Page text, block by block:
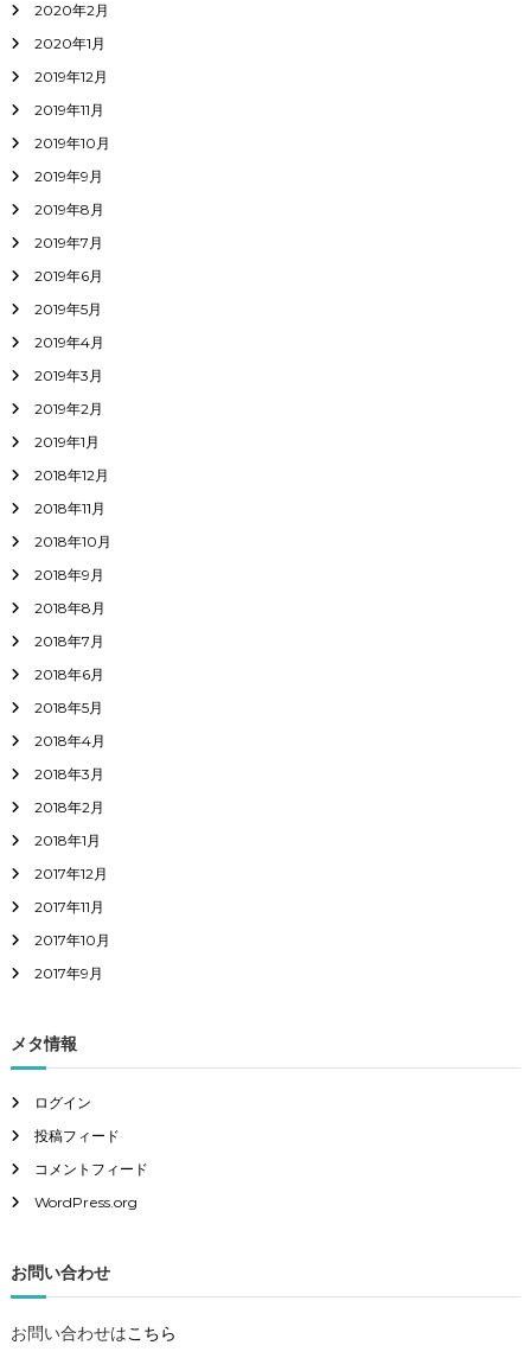
2020年2月
2020年1月
2019年12月
2019年11月
2019年10月
2019年9月
2019年8月
2019年7月
2019年6月
2019年5月
2019年4月
2019年3月
2019年2月
2019年1月
2018年12月
2018年11月
2018年10月
2018年9月
2018年8月
2018年7月
2018年6月
2018年5月
2018年4月
2018年3月
2018年2月
2018年1月
2017年12月
2017年11月
2017年10月
2017年9月
メタ情報
ログイン
投稿フィード
コメントフィード
WordPress.org
お問い合わせ
お問い合わせはこちら